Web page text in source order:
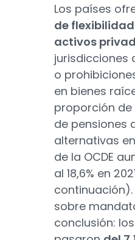
Los países
de
activos
jurisdicciones
o
en bienes
proporción
de pensiones
alternativas
de la OCDE
al 18,6% en
continuación).
sobre
conclusión: